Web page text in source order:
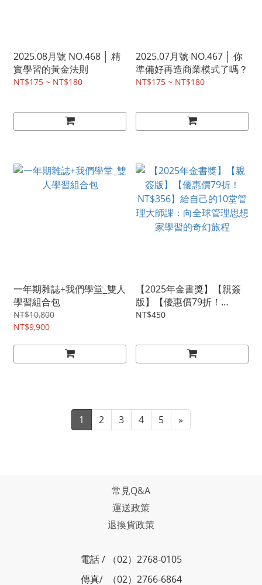
2025.08月號 NO.468 │ 精
實學習的黃金法則
NT$175 ~ NT$180
2025.07月號 NO.467 │ 你
準備好再造商業模式了嗎？
NT$175 ~ NT$180
一年期雜誌+我們學堂_雙人
學習組合包
NT$10,800
NT$9,900
【2025年金書獎】【親簽
版】【優惠價79折！
NT$356】給自己的10堂管
NT$450
1 2 3 4 5 »
常見Q&A
運送政策
退換貨政策
電話 / （02）2768-0105
傳真/ （02）2766-6864